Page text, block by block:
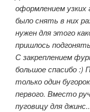
оформлением узких
было снять в них
нужен для этого
пришлось
С закреплением
большое спасибо :)
только один
первого. Вместо
пуговицу для